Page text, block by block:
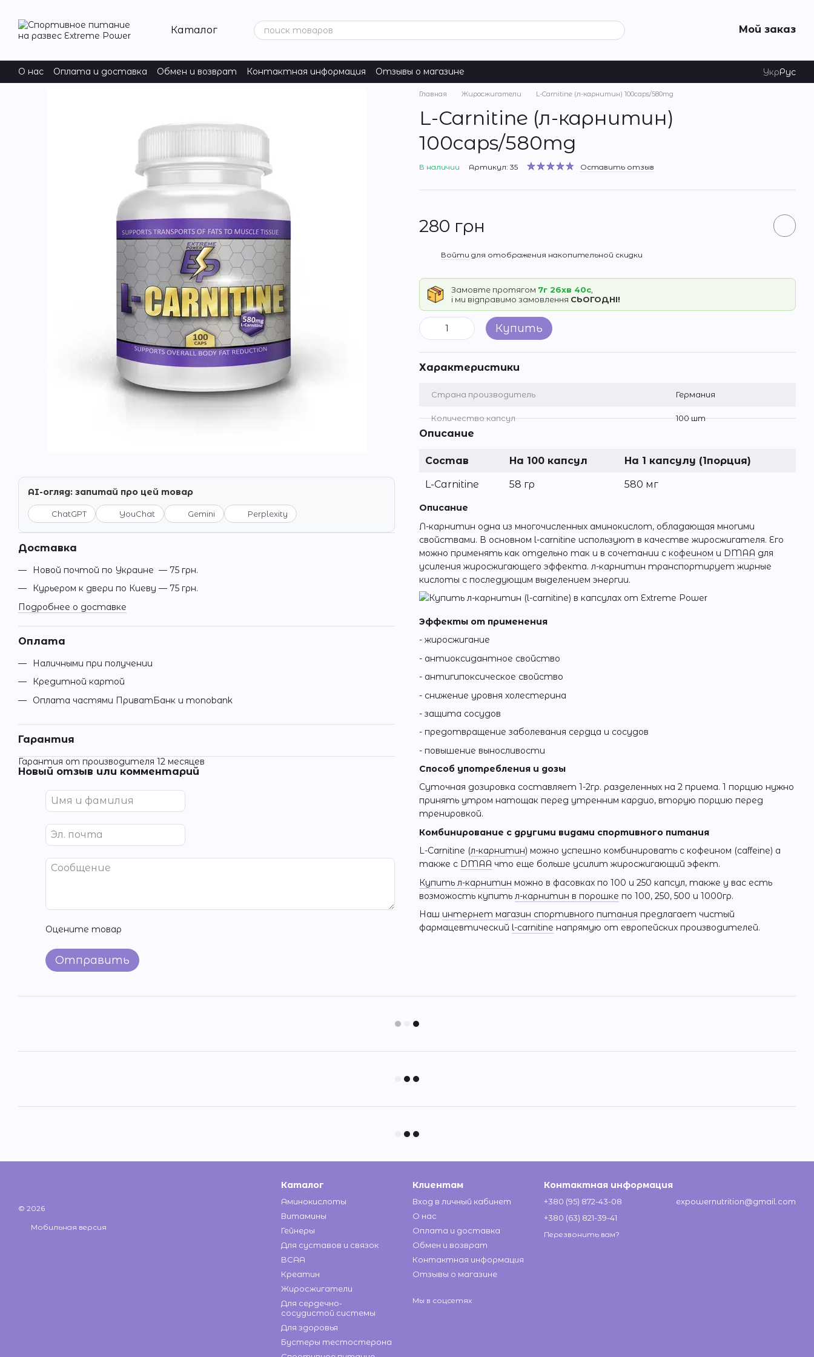
Каталог Мой заказ
О нас Оплата и доставка Обмен и возврат Контактная информация Отзывы о магазине УкрРус
AI-огляд: запитай про цей товар
ChatGPT YouChat Gemini Perplexity
Доставка
Новой почтой по Украине — 75 грн.
Курьером к двери по Киеву — 75 грн.
Подробнее о доставке
Оплата
Наличными при получении
Кредитной картой
Оплата частями ПриватБанк и monobank
Гарантия
Гарантия от производителя 12 месяцев
Новый отзыв или комментарий
Оцените товар
Отправить
Главная Жиросжигатели L-Carnitine (л-карнитин) 100caps/580mg
L-Carnitine (л-карнитин)
100caps/580mg
В наличии Артикул: 35 Оставить отзыв
280 грн
Войти для отображения накопительной скидки
Замовте протягом 7г 26хв 39с,
і ми відправимо замовлення СЬОГОДНІ!
Купить
Характеристики
Страна производитель Германия
Количество капсул 100 шт
Описание
Состав На 100 капсул На 1 капсулу (1порция)
L-Carnitine 58 гр 580 мг
Описание
Л-карнитин одна из многочисленных аминокислот, обладающая многими
свойствами. В основном l-carnitine используют в качестве жиросжигателя. Его
можно применять как отдельно так и в сочетании с кофеином и DMAA для
усиления жиросжигающего эффекта. л-карнитин транспортирует жирные
кислоты с последующим выделением энергии.
Эффекты от применения
- жиросжигание
- антиоксидантное свойство
- антигипоксическое свойство
- снижение уровня холестерина
- защита сосудов
- предотвращение заболевания сердца и сосудов
- повышение выносливости
Способ употребления и дозы
Суточная дозировка составляет 1-2гр. разделенных на 2 приема. 1 порцию нужно
принять утром натощак перед утренним кардио, вторую порцию перед
тренировкой.
Комбинирование с другими видами спортивного питания
L-Carnitine (л-карнитин) можно успешно комбинировать с кофеином (caffeine) а
также с DMAA что еще больше усилит жиросжигающий эфект.
Купить л-карнитин можно в фасовках по 100 и 250 капсул, также у вас есть
возможость купить л-карнитин в порошке по 100, 250, 500 и 1000гр.
Наш интернет магазин спортивного питания предлагает чистый
фармацевтический l-carnitine напрямую от европейских производителей.
© 2026
Мобильная версия
Каталог
Аминокислоты
Витамины
Гейнеры
Для суставов и связок
BCAA
Креатин
Жиросжигатели
Для сердечно-
сосудистой системы
Для здоровья
Бустеры тестостерона
Клиентам
Вход в личный кабинет
О нас
Оплата и доставка
Обмен и возврат
Контактная информация
Отзывы о магазине
Мы в соцсетях
Контактная информация
+380 (95) 872-43-08
+380 (63) 821-39-41
Перезвонить вам?
expowernutrition@gmail.com